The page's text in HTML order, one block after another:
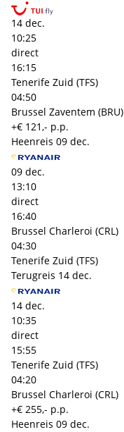
14 dec.
10:25
direct
16:15
Tenerife Zuid (TFS)
04:50
Brussel Zaventem (BRU)
+€ 121,- p.p.
Heenreis 09 dec.
09 dec.
13:10
direct
16:40
Brussel Charleroi (CRL)
04:30
Tenerife Zuid (TFS)
Terugreis 14 dec.
14 dec.
10:35
direct
15:55
Tenerife Zuid (TFS)
04:20
Brussel Charleroi (CRL)
+€ 255,- p.p.
Heenreis 09 dec.